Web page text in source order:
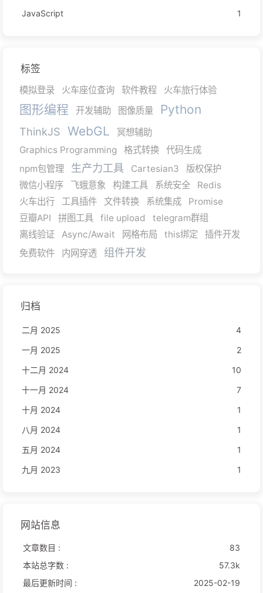
JavaScript
1
标签
模拟登录 火车座位查询 软件教程 火车旅行体验
图形编程 开发辅助 图像质量 Python
ThinkJS WebGL
冥想辅助
Graphics Programming
格式转换
代码生成
npm包管理
生产力工具 Cartesian3
版权保护
微信小程序
飞蛾意象 构建工具 系统安全
Redis
火车出行
工具插件 文件转换 系统集成
Promise
豆瓣API
拼图工具 file upload
telegram群组
离线验证
Async/Await 网格布局 this绑定
插件开发
免费软件
内网穿透 组件开发
归档
二月 2025
4
一月 2025
2
十二月 2024
10
十一月 2024
7
十月 2024
1
八月 2024
1
五月 2024
1
九月 2023
1
网站信息
文章数目 :
83
本站总字数 :
57.3k
最后更新时间 :
2025-02-19